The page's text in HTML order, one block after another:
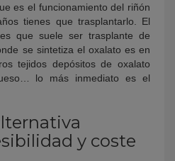
es el funcionamiento del riñón
tienes que trasplantarlo. El
que suele ser trasplante de
se sintetiza el oxalato es en
tejidos depósitos de oxalato
lo más inmediato es el
y coste